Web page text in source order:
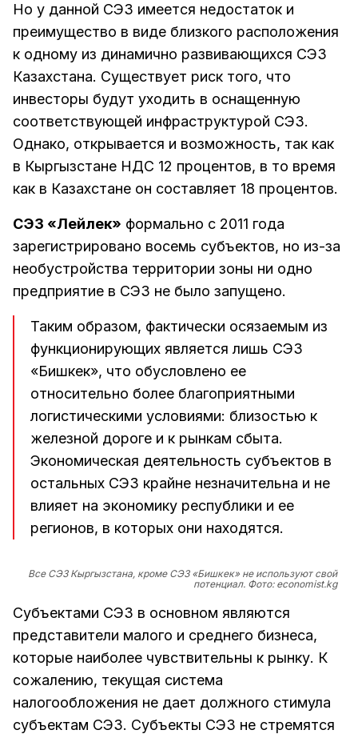
Но у данной СЭЗ имеется недостаток и
преимущество в виде близкого расположения
к одному из динамично развивающихся СЭЗ
Казахстана. Существует риск того, что
инвесторы будут уходить в оснащенную
соответствующей инфраструктурой СЭЗ.
Однако, открывается и возможность, так как
в Кыргызстане НДС 12 процентов, в то время
как в Казахстане он составляет 18 процентов.
СЭЗ «Лейлек» формально с 2011 года
зарегистрировано восемь субъектов, но из-за
необустройства территории зоны ни одно
предприятие в СЭЗ не было запущено.
Таким образом, фактически осязаемым из
функционирующих является лишь СЭЗ
«Бишкек», что обусловлено ее
относительно более благоприятными
логистическими условиями: близостью к
железной дороге и к рынкам сбыта.
Экономическая деятельность субъектов в
остальных СЭЗ крайне незначительна и не
влияет на экономику республики и ее
регионов, в которых они находятся.
Все СЭЗ Кыргызстана, кроме СЭЗ «Бишкек» не используют свой
потенциал. Фото: economist.kg
Субъектами СЭЗ в основном являются
представители малого и среднего бизнеса,
которые наиболее чувствительны к рынку. К
сожалению, текущая система
налогообложения не дает должного стимула
субъектам СЭЗ. Субъекты СЭЗ не стремятся